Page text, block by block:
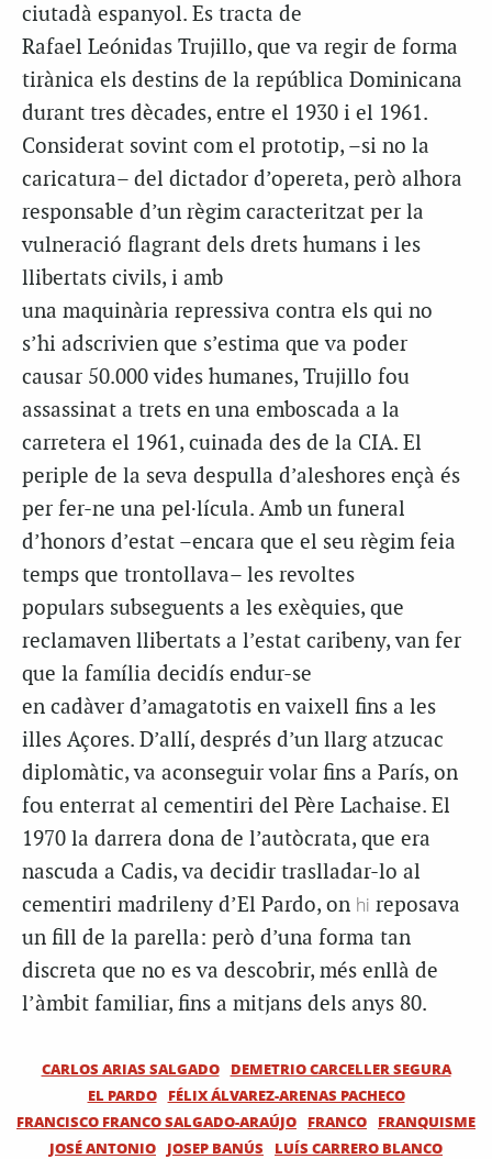
ciutadà espanyol. Es tracta de
Rafael Leónidas Trujillo, que va regir de forma
tirànica els destins de la república Dominicana
durant tres dècades, entre el 1930 i el 1961.
Considerat sovint com el prototip, –si no la
caricatura– del dictador d’opereta, però alhora
responsable d’un règim caracteritzat per la
vulneració flagrant dels drets humans i les
llibertats civils, i amb
una maquinària repressiva contra els qui no
s’hi adscrivien que s’estima que va poder
causar 50.000 vides humanes, Trujillo fou
assassinat a trets en una emboscada a la
carretera el 1961, cuinada des de la CIA. El
periple de la seva despulla d’aleshores ençà és
per fer-ne una pel·lícula. Amb un funeral
d’honors d’estat –encara que el seu règim feia
temps que trontollava– les revoltes
populars subseguents a les exèquies, que
reclamaven llibertats a l’estat caribeny, van fer
que la família decidís endur-se
en cadàver d’amagatotis en vaixell fins a les
illes Açores. D’allí, després d’un llarg atzucac
diplomàtic, va aconseguir volar fins a París, on
fou enterrat al cementiri del Père Lachaise. El
1970 la darrera dona de l’autòcrata, que era
nascuda a Cadis, va decidir traslladar-lo al
cementiri madrileny d’El Pardo, on hi reposava
un fill de la parella: però d’una forma tan
discreta que no es va descobrir, més enllà de
l’àmbit familiar, fins a mitjans dels anys 80.
CARLOS ARIAS SALGADO
DEMETRIO CARCELLER SEGURA
EL PARDO
FÉLIX ÁLVAREZ-ARENAS PACHECO
FRANCISCO FRANCO SALGADO-ARAÚJO
FRANCO
FRANQUISME
JOSÉ ANTONIO
JOSEP BANÚS
LUÍS CARRERO BLANCO